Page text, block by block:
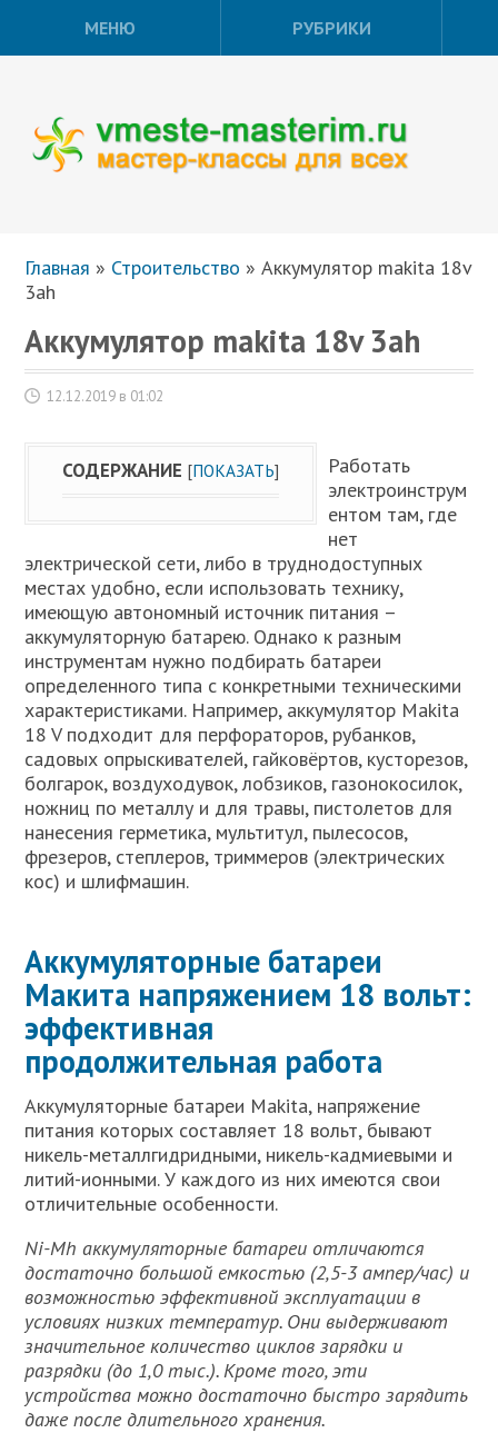
МЕНЮ РУБРИКИ
Главная » Строительство »Аккумулятор makita 18v
3ah
Аккумулятор makita 18v 3ah
12.12.2019 в 01:02
СОДЕРЖАНИЕ [ПОКАЗАТЬ]
Работать
электроинструм
ентом там, где
нет
электрической сети, либо в труднодоступных
местах удобно, если использовать технику,
имеющую автономный источник питания –
аккумуляторную батарею. Однако к разным
инструментам нужно подбирать батареи
определенного типа с конкретными техническими
характеристиками. Например, аккумулятор Makita
18 V подходит для перфораторов, рубанков,
садовых опрыскивателей, гайковёртов, кусторезов,
болгарок, воздуходувок, лобзиков, газонокосилок,
ножниц по металлу и для травы, пистолетов для
нанесения герметика, мультитул, пылесосов,
фрезеров, степлеров, триммеров (электрических
кос) и шлифмашин.
Аккумуляторные батареи
Макита напряжением 18 вольт:
эффективная
продолжительная работа
Аккумуляторные батареи Makita, напряжение
питания которых составляет 18 вольт, бывают
никель-металлгидридными, никель-кадмиевыми и
литий-ионными. У каждого из них имеются свои
отличительные особенности.
Ni-Mh аккумуляторные батареи отличаются
достаточно большой емкостью (2,5-3 ампер/час) и
возможностью эффективной эксплуатации в
условиях низких температур. Они выдерживают
значительное количество циклов зарядки и
разрядки (до 1,0 тыс.). Кроме того, эти
устройства можно достаточно быстро зарядить
даже после длительного хранения.